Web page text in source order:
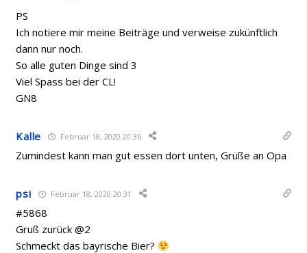
PS
Ich notiere mir meine Beiträge und verweise zukünftlich
dann nur noch.
So alle guten Dinge sind 3
Viel Spass bei der CL!
GN8
Kalle Februar 18, 2020 20:36
Zumindest kann man gut essen dort unten, Grüße an Opa
psi Februar 18, 2020 20:31
#5868
Gruß zurück @2
Schmeckt das bayrische Bier?